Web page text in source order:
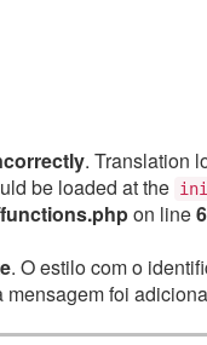
. Translation
be loaded at the
on line
. O estilo com o
foi